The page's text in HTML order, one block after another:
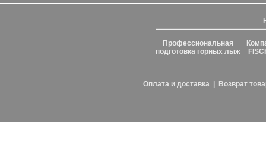
Профессиональная
подготовка горных лыж
Оплата и доставка Возврат